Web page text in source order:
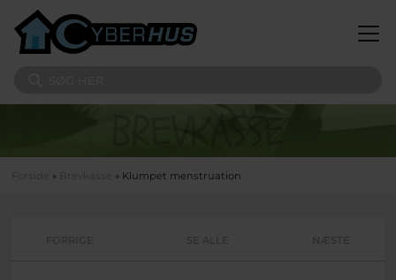
Du er her
» Brevkasse » Klumpet menstruation
FORRIGE SE ALLE NÆSTE